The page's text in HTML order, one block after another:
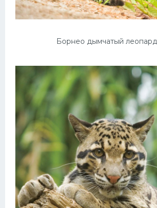
Борнео дымчатый леопард